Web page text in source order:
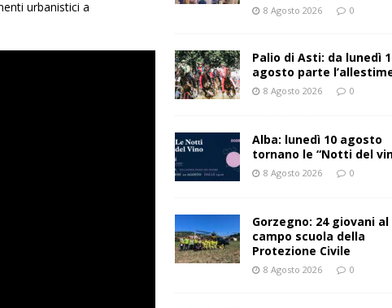
urbanistici a
8 Agosto 2026 0
Palio di Asti: da lunedì
agosto parte
8 Agosto 2026 0
Alba: lunedì 10 agosto
tornano le “Notti del
8 Agosto 2026 0
Gorzegno: 24 giovani al
campo scuola della
Protezione Civile
8 Agosto 2026 0